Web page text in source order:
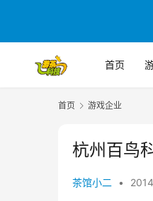
首页
首页 游戏企业
杭州百鸟
茶馆小二 •